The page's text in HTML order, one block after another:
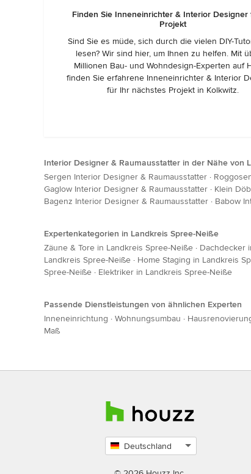
Finden Sie Inneneinrichter & Interior Designer
Projekt
Sind Sie es müde, sich durch die vielen DIY-
lesen? Wir sind hier, um Ihnen zu helfen. Mit
Millionen Bau- und Wohndesign-Experten auf
finden Sie erfahrene Inneneinrichter & Interior
für Ihr nächstes Projekt in Kolkwitz.
Interior Designer & Raumausstatter in der Nähe von
Sergen Interior Designer & Raumausstatter ·
Gaglow Interior Designer & Raumausstatter · Klein
Bagenz Interior Designer & Raumausstatter · Babow
Expertenkategorien in Landkreis Spree-Neiße
Zäune & Tore in Landkreis Spree-Neiße · Dachdecker
Landkreis Spree-Neiße · Home Staging in Landkreis
Spree-Neiße · Elektriker in Landkreis Spree-Neiße
Passende Dienstleistungen von ähnlichen Experten
Inneneinrichtung · Wohnungsumbau ·
Maß
Deutschland